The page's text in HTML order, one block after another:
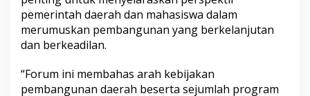
n
D
a
a
h
pemerintah daerah dan mahasiswa dalam
merumuskan pembangunan yang berkelanjutan
dan berkeadilan.
“Forum ini membahas arah kebijakan
pembangunan daerah beserta sejumlah program